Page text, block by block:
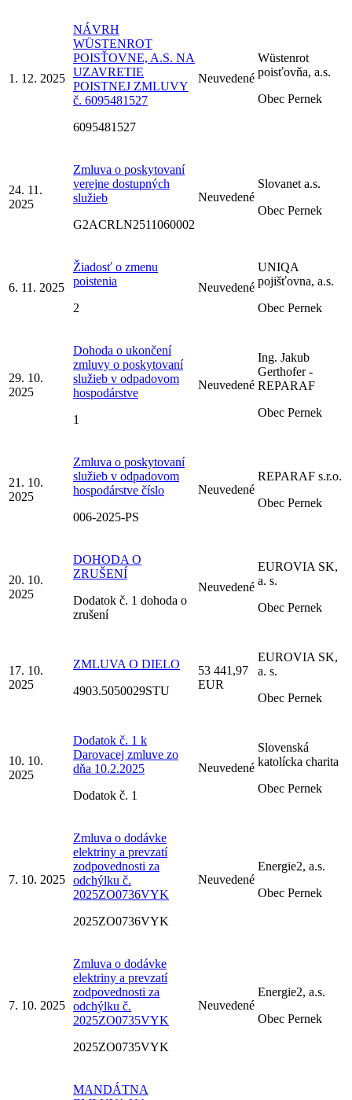
1. 12. 2025
NÁVRH
WÜSTENROT
POISŤOVNE, A.S. NA
UZAVRETIE
POISTNEJ ZMLUVY
č. 6095481527
6095481527
Neuvedené
Wüstenrot
poisťovňa, a.s.
Obec Pernek
24. 11.
2025
Zmluva o poskytovaní
verejne dostupných
služieb
G2ACRLN2511060002
Neuvedené
Slovanet a.s.
Obec Pernek
6. 11. 2025
Žiadosť o zmenu
poistenia
2
Neuvedené
UNIQA
pojišťovna, a.s.
Obec Pernek
29. 10.
2025
Dohoda o ukončení
zmluvy o poskytovaní
služieb v odpadovom
hospodárstve
1
Neuvedené
Ing. Jakub
Gerthofer -
REPARAF
Obec Pernek
21. 10.
2025
Zmluva o poskytovaní
služieb v odpadovom
hospodárstve číslo
006-2025-PS
Neuvedené
REPARAF s.r.o.
Obec Pernek
20. 10.
2025
DOHODA O
ZRUŠENÍ
Dodatok č. 1 dohoda o
zrušení
Neuvedené
EUROVIA SK,
a. s.
Obec Pernek
17. 10.
2025
ZMLUVA O DIELO
4903.5050029STU
53 441,97
EUR
EUROVIA SK,
a. s.
Obec Pernek
10. 10.
2025
Dodatok č. 1 k
Darovacej zmluve zo
dňa 10.2.2025
Dodatok č. 1
Neuvedené
Slovenská
katolícka charita
Obec Pernek
7. 10. 2025
Zmluva o dodávke
elektriny a prevzatí
zodpovednosti za
odchýlku č.
2025ZO0736VYK
2025ZO0736VYK
Neuvedené
Energie2, a.s.
Obec Pernek
7. 10. 2025
Zmluva o dodávke
elektriny a prevzatí
zodpovednosti za
odchýlku č.
2025ZO0735VYK
2025ZO0735VYK
Neuvedené
Energie2, a.s.
Obec Pernek
MANDÁTNA